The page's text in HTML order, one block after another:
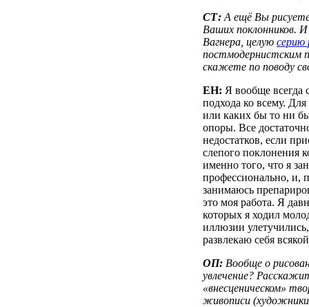
СТ: А ещё Вы
Ваших поклонников.
Вагнера, целую серию
постмодернистским
скажете по поводу
ЕН: Я вообще всегда
подхода ко всему.
или каких бы то ни
опоры. Все
недостатков, если
слепого поклонения
именно того, что я
профессионально, и,
занимаюсь
это моя работа. Я
которых я ходил
иллюзии
развлекаю себя
ОП: Вообще о
увлечение?
«внесценическом»
живописи